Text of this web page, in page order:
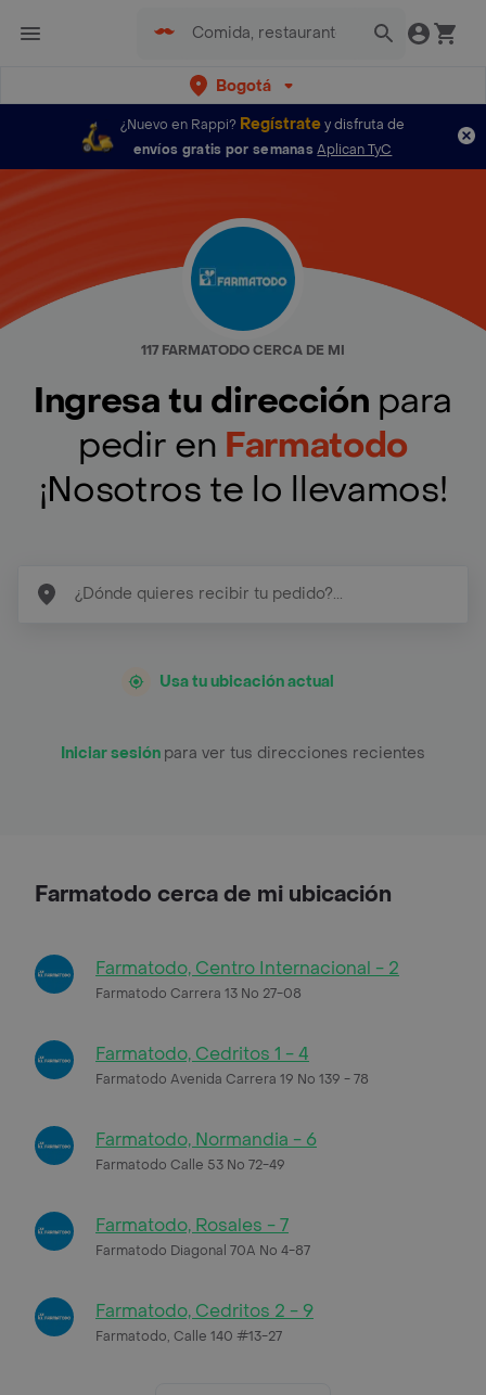
Bogotá
¿Nuevo en Rappi? Regístratey disfruta de
envíos gratis por semanas Aplican TyC
117 FARMATODO CERCA DE MI
Ingresa tu dirección para
pedir en Farmatodo
¡Nosotros te lo llevamos!
Usa tu ubicación actual
Iniciar sesión para ver tus direcciones recientes
Farmatodo cerca de mi ubicación
Farmatodo, Centro Internacional - 2
Farmatodo Carrera 13 No 27-08
Farmatodo, Cedritos 1 - 4
Farmatodo Avenida Carrera 19 No 139 - 78
Farmatodo, Normandia - 6
Farmatodo Calle 53 No 72-49
Farmatodo, Rosales - 7
Farmatodo Diagonal 70A No 4-87
Farmatodo, Cedritos 2 - 9
Farmatodo, Calle 140 #13-27